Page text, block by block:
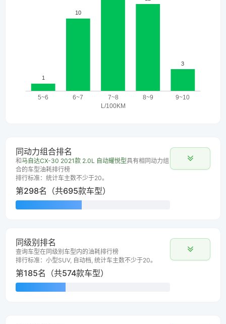
同动力组合排名
和马自达CX-30 2021款 2.0L 自动耀悦型具有相同动力组
合的车型油耗排行榜
排行标准：统计车主数不少于20。
第298名（共695款车型）
同级别排名
查询车型在同级别车型内的油耗排行榜
排行标准：小型SUV, 自动档, 统计车主数不少于20。
第185名（共574款车型）